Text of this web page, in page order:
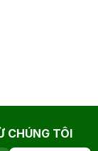
CHÚNG TÔI